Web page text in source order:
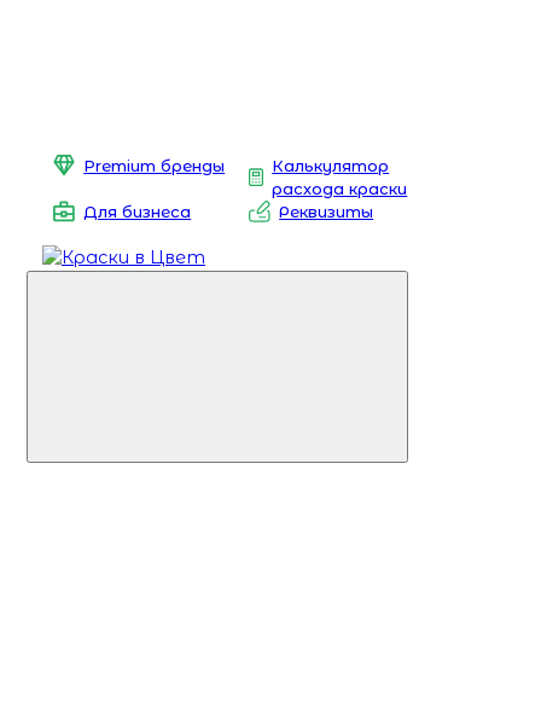
Premium бренды
Калькулятор
расхода краски
Для бизнеса
Реквизиты